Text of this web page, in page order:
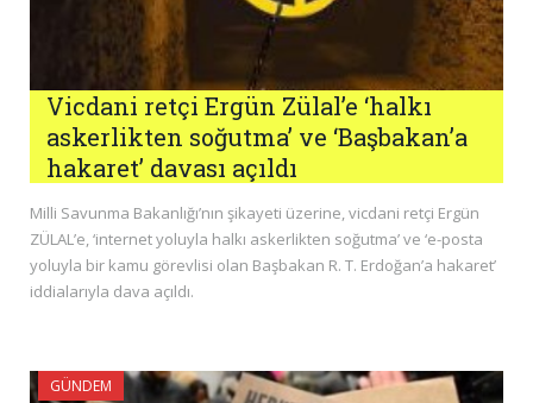
Vicdani retçi Ergün Zülal’e ‘halkı
askerlikten soğutma’ ve ‘Başbakan’a
hakaret’ davası açıldı
Milli Savunma Bakanlığı’nın şikayeti üzerine, vicdani retçi Ergün
ZÜLAL’e, ‘internet yoluyla halkı askerlikten soğutma’ ve ‘e-posta
yoluyla bir kamu görevlisi olan Başbakan R. T. Erdoğan’a hakaret’
iddialarıyla dava açıldı.
GÜNDEM